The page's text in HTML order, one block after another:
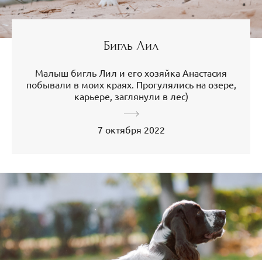
Бигль Лил
Малыш бигль Лил и его хозяйка Анастасия
побывали в моих краях. Прогулялись на озере,
карьере, заглянули в лес)
7 октября 2022